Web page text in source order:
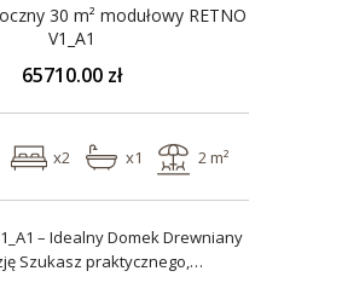
30 m² modułowy RETNO
V1_A1
65710.00 zł
x2 x1 2 m²
– Idealny Domek Drewniany